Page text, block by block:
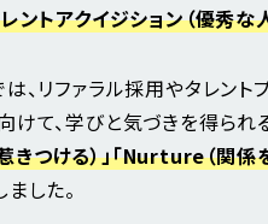
ントアクイジション（優秀な
、リファラル採用やタレン
て、学びと気づきを得られ
つける）」「Nurture（関係
した。